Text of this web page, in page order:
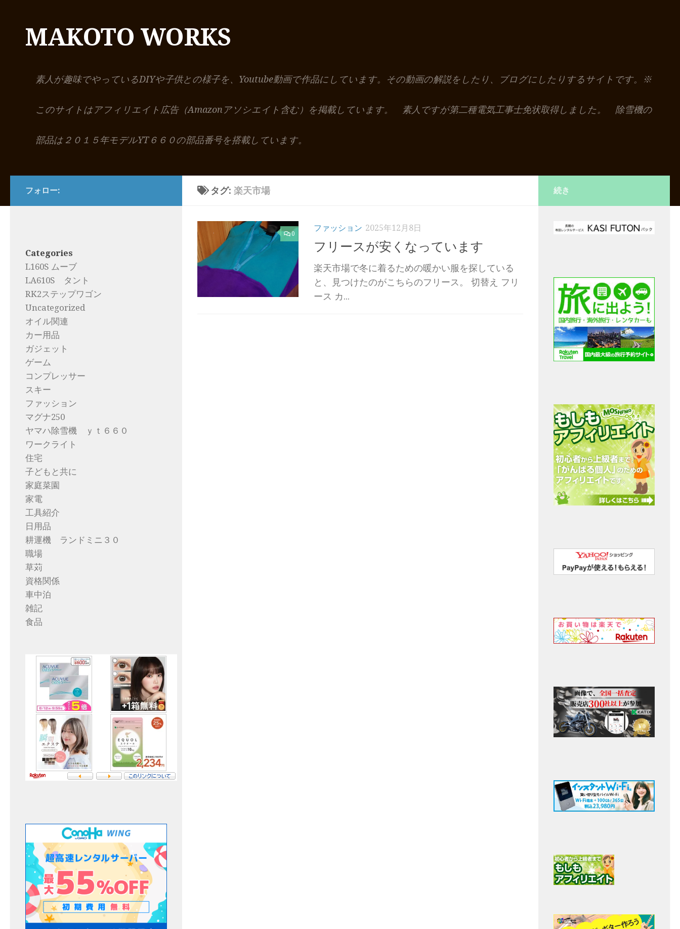
MAKOTO WORKS
素人が趣味でやっているDIYや子供との様子を、Youtube動画で作品にしています。その動画の解説をしたり、ブログにしたりするサイトです。※
このサイトはアフィリエイト広告（Amazonアソシエイト含む）を掲載しています。 素人ですが第二種電気工事士免状取得しました。 除雪機の
部品は２０１５年モデルYT６６０の部品番号を搭載しています。
タグ:楽天市場
0
ファッション 2025年12月8日
フリースが安くなっています
楽天市場で冬に着るための暖かい服を探している
と、見つけたのがこちらのフリース。 切替え フリ
ース カ...
フォロー:
Categories
L160S ムーブ
LA610S タント
RK2ステップワゴン
Uncategorized
オイル関連
カー用品
ガジェット
ゲーム
コンプレッサー
スキー
ファッション
マグナ250
ヤマハ除雪機 ｙｔ６６０
ワークライト
住宅
子どもと共に
家庭菜園
家電
工具紹介
日用品
耕運機 ランドミニ３０
職場
草苅
資格関係
車中泊
雑記
食品
続き